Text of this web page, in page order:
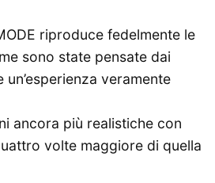
riproduce fedelmente le
sono state pensate dai
veramente
ancora più realistiche con
volte maggiore di quella